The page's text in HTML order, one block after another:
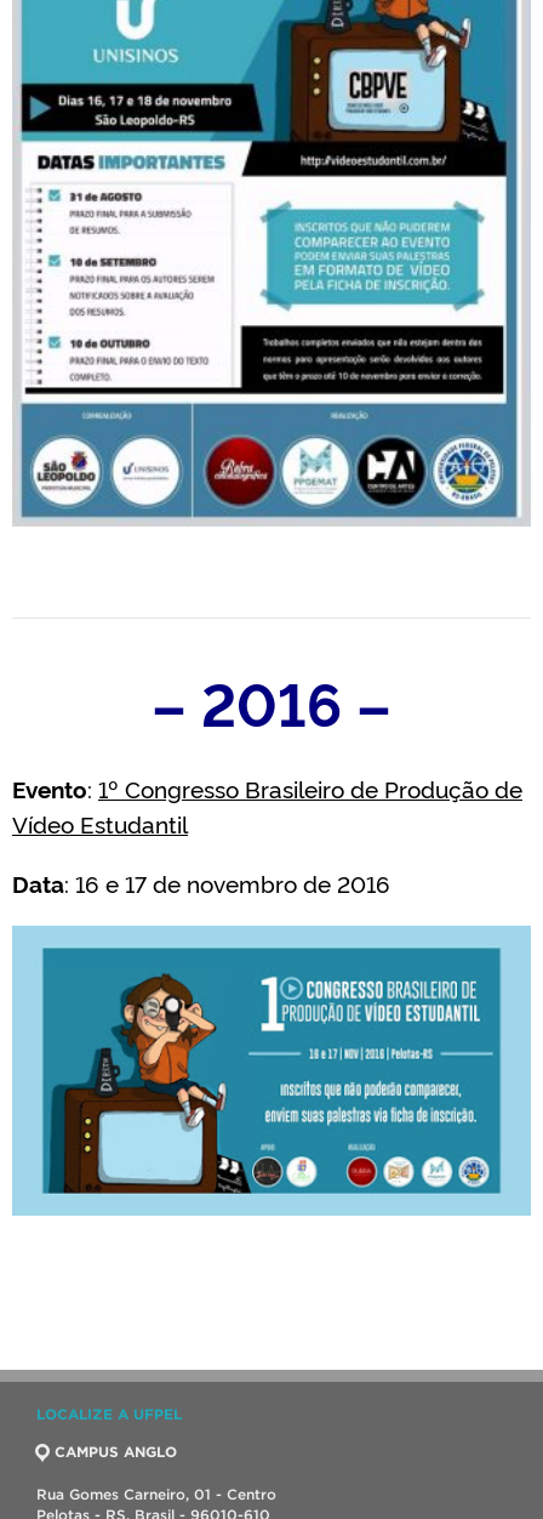
– 2016 –
Evento: 1º Congresso Brasileiro de Produção de
Vídeo Estudantil
Data: 16 e 17 de novembro de 2016
LOCALIZE A UFPEL
CAMPUS ANGLO
Rua Gomes Carneiro, 01 - Centro
Pelotas - RS, Brasil - 96010-610